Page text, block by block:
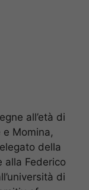
all’età di
Momina,
della
alla Federico
di